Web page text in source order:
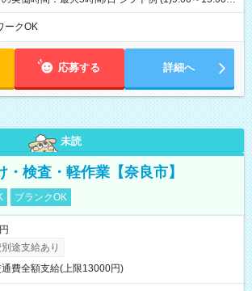
上記以外の時間帯もご都合にあわせることが可
2～5日 土日のお休みにも対応！
ークOK
応募する 詳細へ
未読
・検査・軽作業【奈良市】
ブランクOK
途支給あり
通費全額支給(上限13000円)